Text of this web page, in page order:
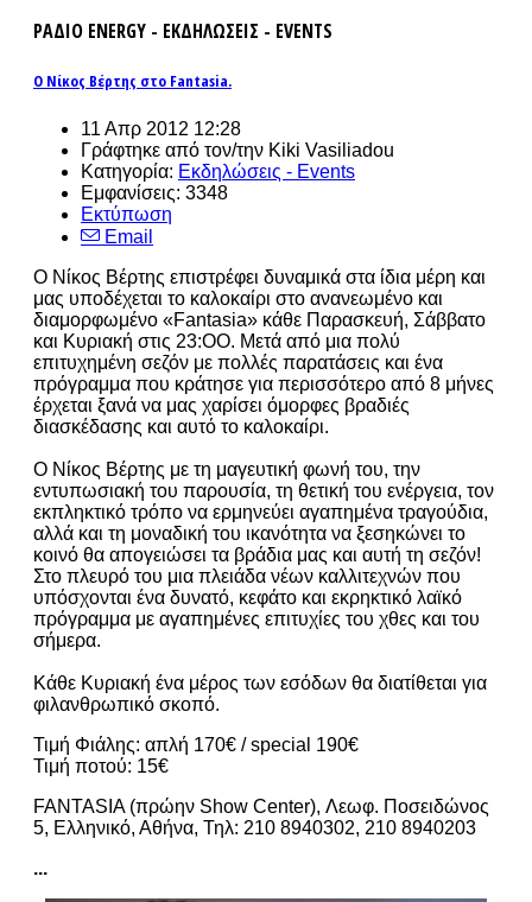
ΡΑΔΙΟ ENERGY - ΕΚΔΗΛΩΣΕΙΣ - EVENTS
Ο Νίκος Βέρτης στο Fantasia.
11 Απρ 2012 12:28
Γράφτηκε από τον/την Kiki Vasiliadou
Κατηγορία: Εκδηλώσεις - Events
Εμφανίσεις: 3348
Εκτύπωση
Email
Ο Νίκος Βέρτης επιστρέφει δυναμικά στα ίδια μέρη και
μας υποδέχεται το καλοκαίρι στο ανανεωμένο και
διαμορφωμένο «Fantasia» κάθε Παρασκευή, Σάββατο
και Κυριακή στις 23:ΟΟ. Μετά από μια πολύ
επιτυχημένη σεζόν με πολλές παρατάσεις και ένα
πρόγραμμα που κράτησε για περισσότερο από 8 μήνες
έρχεται ξανά να μας χαρίσει όμορφες βραδιές
διασκέδασης και αυτό το καλοκαίρι.
Ο Νίκος Βέρτης με τη μαγευτική φωνή του, την
εντυπωσιακή του παρουσία, τη θετική του ενέργεια, τον
εκπληκτικό τρόπο να ερμηνεύει αγαπημένα τραγούδια,
αλλά και τη μοναδική του ικανότητα να ξεσηκώνει το
κοινό θα απογειώσει τα βράδια μας και αυτή τη σεζόν!
Στο πλευρό του μια πλειάδα νέων καλλιτεχνών που
υπόσχονται ένα δυνατό, κεφάτο και εκρηκτικό λαϊκό
πρόγραμμα με αγαπημένες επιτυχίες του χθες και του
σήμερα.
Κάθε Κυριακή ένα μέρος των εσόδων θα διατίθεται για
φιλανθρωπικό σκοπό.
Τιμή Φιάλης: απλή 170€ / special 190€
Τιμή ποτού: 15€
FANTASIA (πρώην Show Center), Λεωφ. Ποσειδώνος
5, Ελληνικό, Αθήνα, Τηλ: 210 8940302, 210 8940203
...